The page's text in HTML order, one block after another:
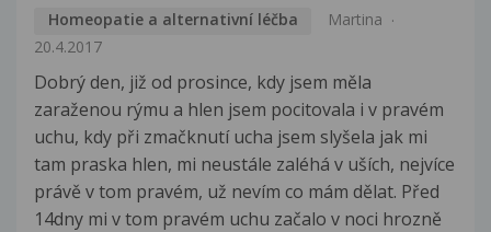
Homeopatie a alternativní léčba
Martina
20.4.2017
Dobrý den, již od prosince, kdy jsem měla
zaraženou rýmu a hlen jsem pocitovala i v pravém
uchu, kdy při zmačknutí ucha jsem slyšela jak mi
tam praska hlen, mi neustále zaléhá v uších, nejvíce
právě v tom pravém, už nevím co mám dělat. Před
14dny mi v tom pravém uchu začalo v noci hrozně